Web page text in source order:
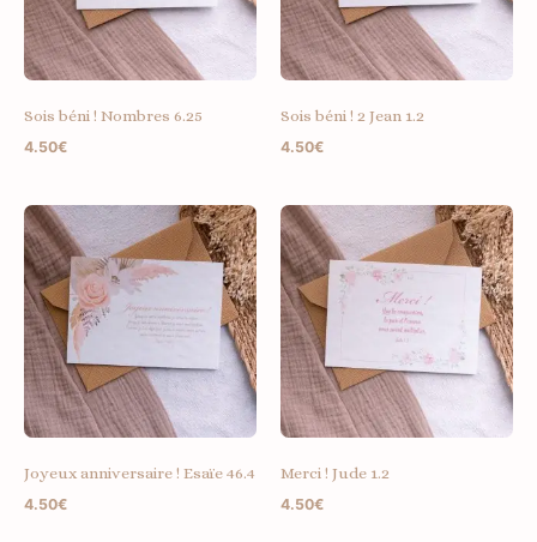
Sois béni ! Nombres 6.25
4.50€
Sois béni ! 2 Jean 1.2
4.50€
Joyeux anniversaire ! Esaïe 46.4
4.50€
Merci ! Jude 1.2
4.50€